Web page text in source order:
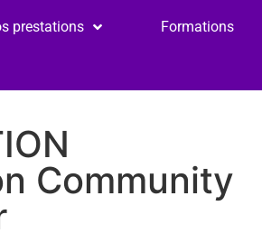
prestations Formations
Community